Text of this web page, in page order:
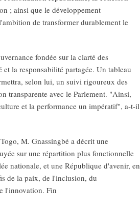
; ainsi que le développement
de transformer durablement le
fondée sur la clarté des
la responsabilité partagée. Un tableau
selon lui, un suivi rigoureux des
transparente avec le Parlement. "Ainsi,
et la performance un impératif", a-t-il
M. Gnassingbé a décrit une
sur une répartition plus fonctionnelle
nationale, et une République d'avenir, en
de la paix, de l'inclusion, du
l'innovation. Fin